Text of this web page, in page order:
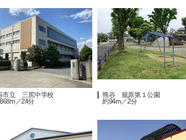
市立 三尻中学校
／24分
熊谷 籠原第１公園
約94m／2分